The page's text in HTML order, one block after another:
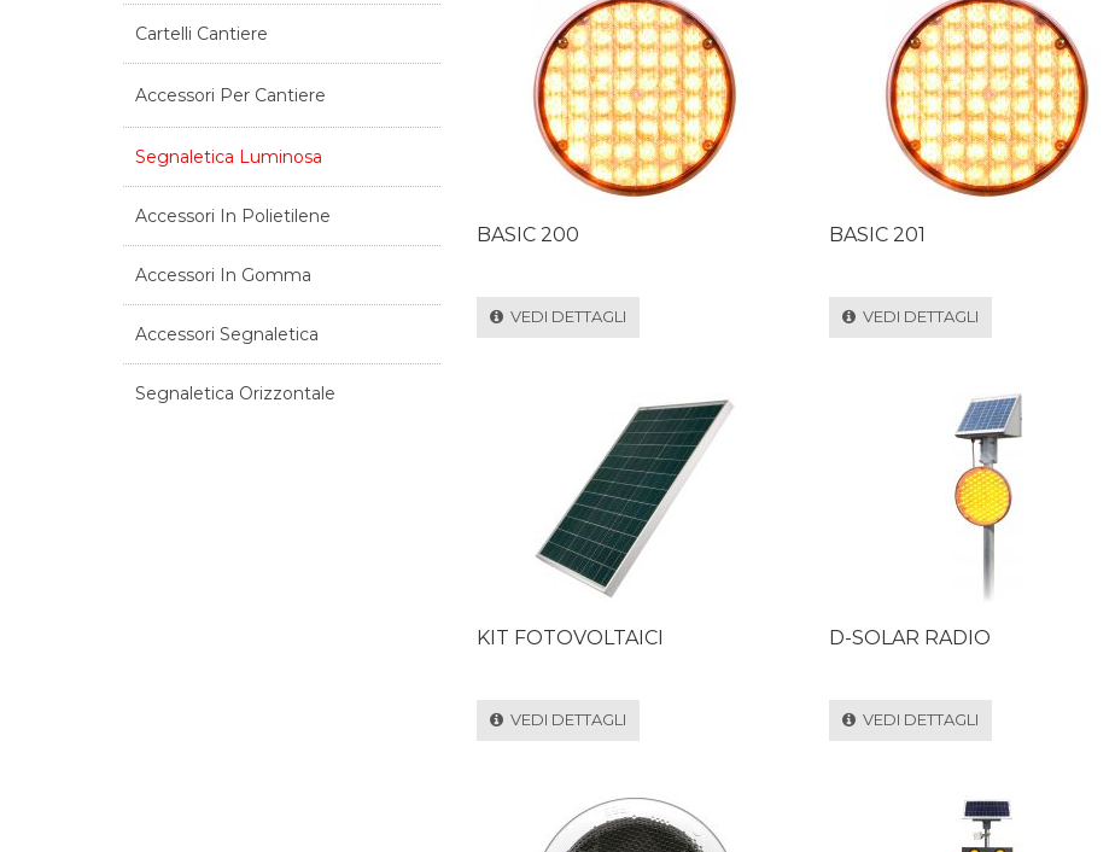
Cartelli Cantiere
Accessori Per Cantiere
Segnaletica Luminosa
Accessori In Polietilene
Accessori In Gomma
Accessori Segnaletica
Segnaletica Orizzontale
BASIC 200
VEDI DETTAGLI
BASIC 201
VEDI DETTAGLI
KIT FOTOVOLTAICI
VEDI DETTAGLI
D-SOLAR RADIO
VEDI DETTAGLI